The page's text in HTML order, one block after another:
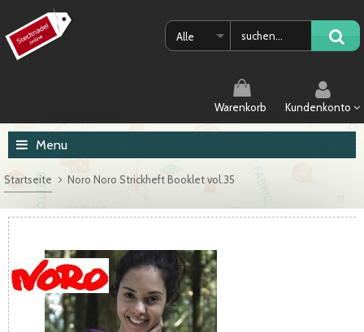
Alle
Warenkorb Kundenkonto
Menu
Startseite Noro Noro Strickheft Booklet vol.35